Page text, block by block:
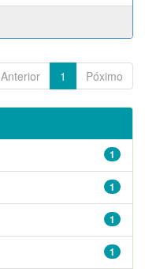
Anterior 1 Póximo
1
1
1
1